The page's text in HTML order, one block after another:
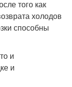
того как
холодов
способны